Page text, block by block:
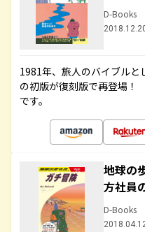
D-Books
1981年、旅人のバイブルと
の初版が復刻版で再登場
です。
地球の
方社員
D-Books